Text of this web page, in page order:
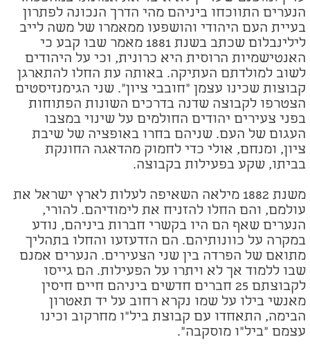
הנערים התווכחו ביניהם מהי הדרך הנכונה לפתרון
בעיית העם היהודי והושפעו ממאמרו של משה לייב
לילינבלום שכתב בשנת 1881 מאמר שבו קבע כי
האנטישמיות הרוסית היא כרונית, וכי על היהודים
לשוב למולדתם העתיקה. באותה עת החלו להתארגן
קבוצות שכינו עצמן "חובבי ציון". שני הגימנזיסטים
הצטרפו לקבוצה שדנה בדרכים השונות הפתוחות
בפני צעירים יהודים החולמים על שינוי במצבו
העגום של העם. שניהם בחרו באופציה של שיבת
ציון, ומנחם, אולי כדי לחמוק מהדאגה החונקת
בביתו, שקע בפעילות בקבוצה.
משנת 1882 מילאה השאיפה לעלות לארץ ישראל את
עולמם, והם החלו להזניח את לימודיהם. להורי,
הנערים שאף הם היו בקשרי חברות ביניהם, נודע
במקרה על כוונותיהם. הם הזדעזעו והחלו בתהליך
מתואם של הפרדה בין שני הצעירים. הנערים אמנם
שבו ללמוד אך לא ויתרו על הפעילות. הם גייסו
לקבוצתם 25 חברים חדשים ביניהם חיים חיסין
מאנשי בילו על שמו נקרא רחוב על יד תאטרון
הבימה, התאחדו עם קבוצת ביל"ו מחרקוב וכינו
עצמם "ביל"ו מוסקבה".